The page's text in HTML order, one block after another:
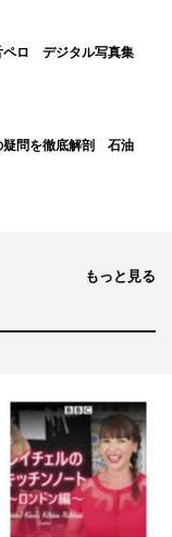
ペロ デジタル写真集
疑問を徹底解剖 石油
もっと見る